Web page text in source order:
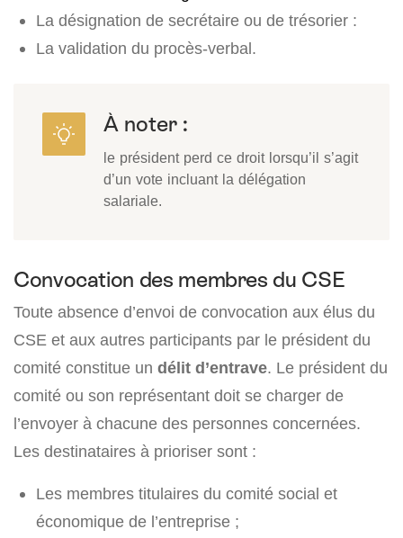
La désignation de secrétaire ou de trésorier :
La validation du procès-verbal.
À noter :
le président perd ce droit lorsqu’il s’agit
d’un vote incluant la délégation
salariale.
Convocation des membres du CSE
Toute absence d’envoi de convocation aux élus du
CSE et aux autres participants par le président du
comité constitue un délit d’entrave. Le président du
comité ou son représentant doit se charger de
l’envoyer à chacune des personnes concernées.
Les destinataires à prioriser sont :
Les membres titulaires du comité social et
économique de l’entreprise ;